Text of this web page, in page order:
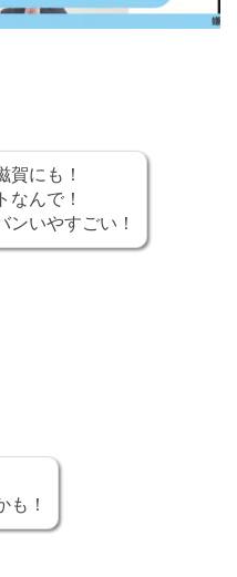
賀にも！
なんで！
ンいやすごい！
も！